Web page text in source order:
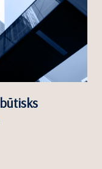
būtisks